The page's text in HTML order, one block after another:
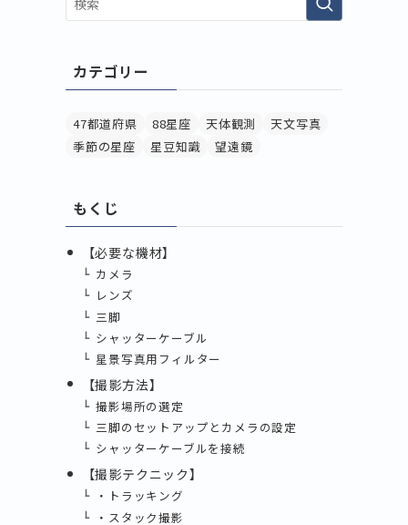
カテゴリー
47都道府県 88星座 天体観測
天文写真
季節の星座
星豆知識 望遠鏡
もくじ
【必要な機材】
カメラ
レンズ
三脚
シャッターケーブル
星景写真用フィルター
【撮影方法】
撮影場所の選定
三脚のセットアップとカメラの設定
シャッターケーブルを接続
【撮影テクニック】
・トラッキング
・スタック撮影